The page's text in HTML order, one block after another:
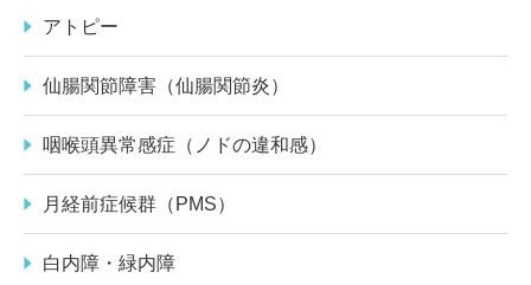
アトピー
仙腸関節障害（仙腸関節炎）
咽喉頭異常感症（ノドの違和感）
月経前症候群（PMS）
白内障・緑内障